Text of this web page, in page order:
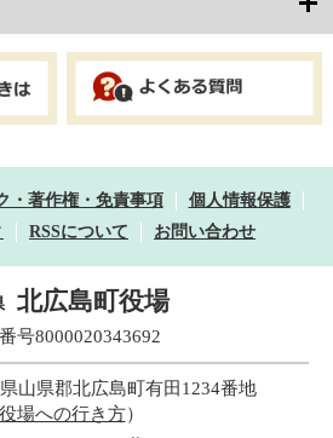
・著作権・免責事項
個人情報保護
RSSについて お問い合わせ
北広島町役場
号8000020343692
山県郡北広島町有田1234番地
役場への行き方）